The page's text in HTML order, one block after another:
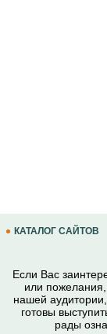
КАТАЛОГ САЙТОВ
Если Вас
или
нашей
готовы
рады